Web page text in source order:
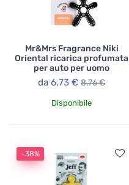
Mr&Mrs Fragrance Niki
Oriental ricarica profumata
per auto per uomo
da 6,73 € 8,76 €
Disponibile
-38%